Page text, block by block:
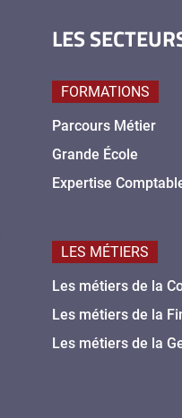
LES
FORMATIONS
Parcours Métier
Grande École
Expertise
LES MÉTIERS
Les métiers de la
Les métiers de la
Les métiers de la